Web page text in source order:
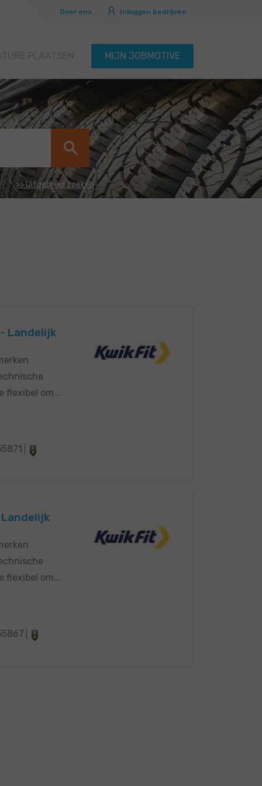
Over ons Inloggen bedrijven
MIJN JOBMOTIVE
>> Uitgebreid zoeken
Landelijk
flexibel om...
flexibel om...